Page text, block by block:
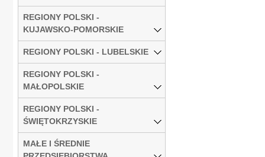
REGIONY POLSKI -
KUJAWSKO-POMORSKIE
REGIONY POLSKI - LUBELSKIE
REGIONY POLSKI -
MAŁOPOLSKIE
REGIONY POLSKI -
ŚWIĘTOKRZYSKIE
MAŁE I ŚREDNIE